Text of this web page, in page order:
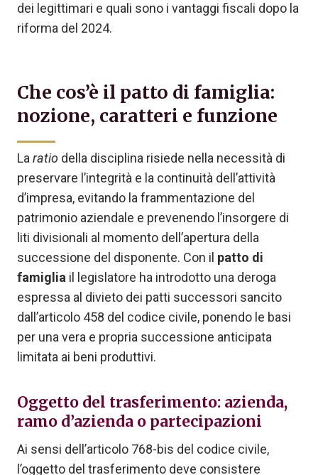
dei legittimari e quali sono i vantaggi fiscali dopo la
riforma del 2024.
Che cos’è il patto di famiglia:
nozione, caratteri e funzione
La ratio della disciplina risiede nella necessità di
preservare l’integrità e la continuità dell’attività
d’impresa, evitando la frammentazione del
patrimonio aziendale e prevenendo l’insorgere di
liti divisionali al momento dell’apertura della
successione del disponente. Con il patto di
famiglia il legislatore ha introdotto una deroga
espressa al divieto dei patti successori sancito
dall’articolo 458 del codice civile, ponendo le basi
per una vera e propria successione anticipata
limitata ai beni produttivi.
Oggetto del trasferimento: azienda,
ramo d’azienda o partecipazioni
Ai sensi dell’articolo 768-bis del codice civile,
l’oggetto del trasferimento deve consistere